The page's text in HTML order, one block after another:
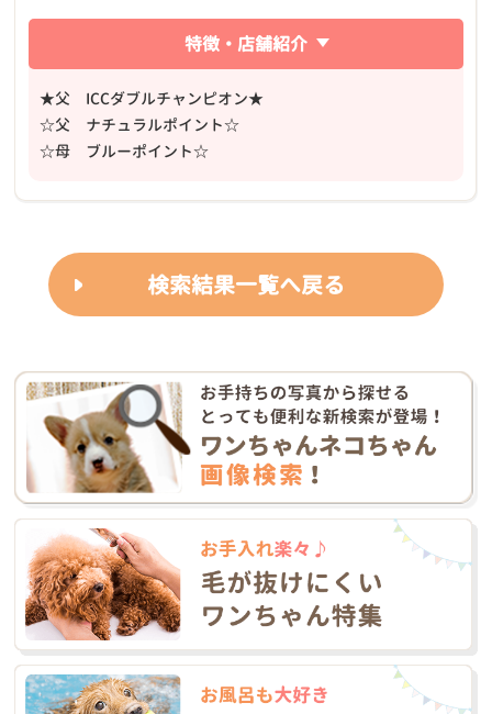
特徴・店舗紹介
★父 ICCダブルチャンピオン★
☆父 ナチュラルポイント☆
☆母 ブルーポイント☆
検索結果一覧へ戻る